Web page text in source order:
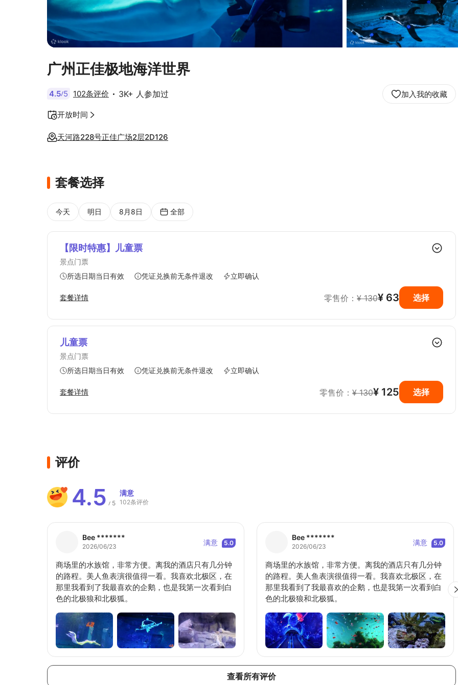
广州正佳极地海洋世界
4.5/5 102条评价 3K+ 人参加过 加入我的收藏
开放时间
天河路228号正佳广场2层2D126
套餐选择
今天 明日 8月8日 全部
【限时特惠】儿童票
景点门票
所选日期当日有效
凭证兑换前无条件退改 立即确认
套餐详情 零售价： ¥ 130¥ 63 选择
儿童票
景点门票
所选日期当日有效
凭证兑换前无条件退改 立即确认
套餐详情 零售价： ¥ 130¥ 125 选择
评价
4.5 / 5
满意
102条评价
Bee *******
2026/06/23 满意 5.0
商场里的水族馆，非常方便。离我的酒店只有几分钟
的路程。美人鱼表演很值得一看。我喜欢北极区，在
那里我看到了我最喜欢的企鹅，也是我第一次看到白
色的北极狼和北极狐。
Bee *******
2026/06/23 满意 5.0
商场里的水族馆，非常方便。离我的酒店只有几分钟
的路程。美人鱼表演很值得一看。我喜欢北极区，在
那里我看到了我最喜欢的企鹅，也是我第一次看到白
色的北极狼和北极狐。
查看所有评价